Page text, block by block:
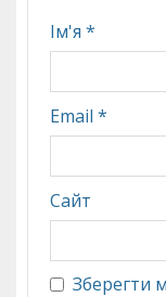
Ім'я *
Email *
Сайт
Зберегти